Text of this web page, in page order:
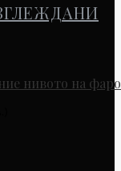
нивото на